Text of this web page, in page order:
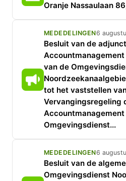
Oranje Nassaulaan
MEDEDELINGEN6
Besluit van de
van de
tot het vaststellen
Vervangingsregeling
Omgevingsdienst...
MEDEDELINGEN6
Besluit van de
Omgevingsdienst